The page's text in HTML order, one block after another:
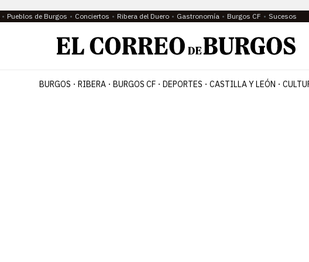
Pueblos de Burgos Conciertos Ribera del Duero Gastronomía Burgos CF Sucesos
BURGOS RIBERA BURGOS CF DEPORTES CASTILLA Y LEÓN